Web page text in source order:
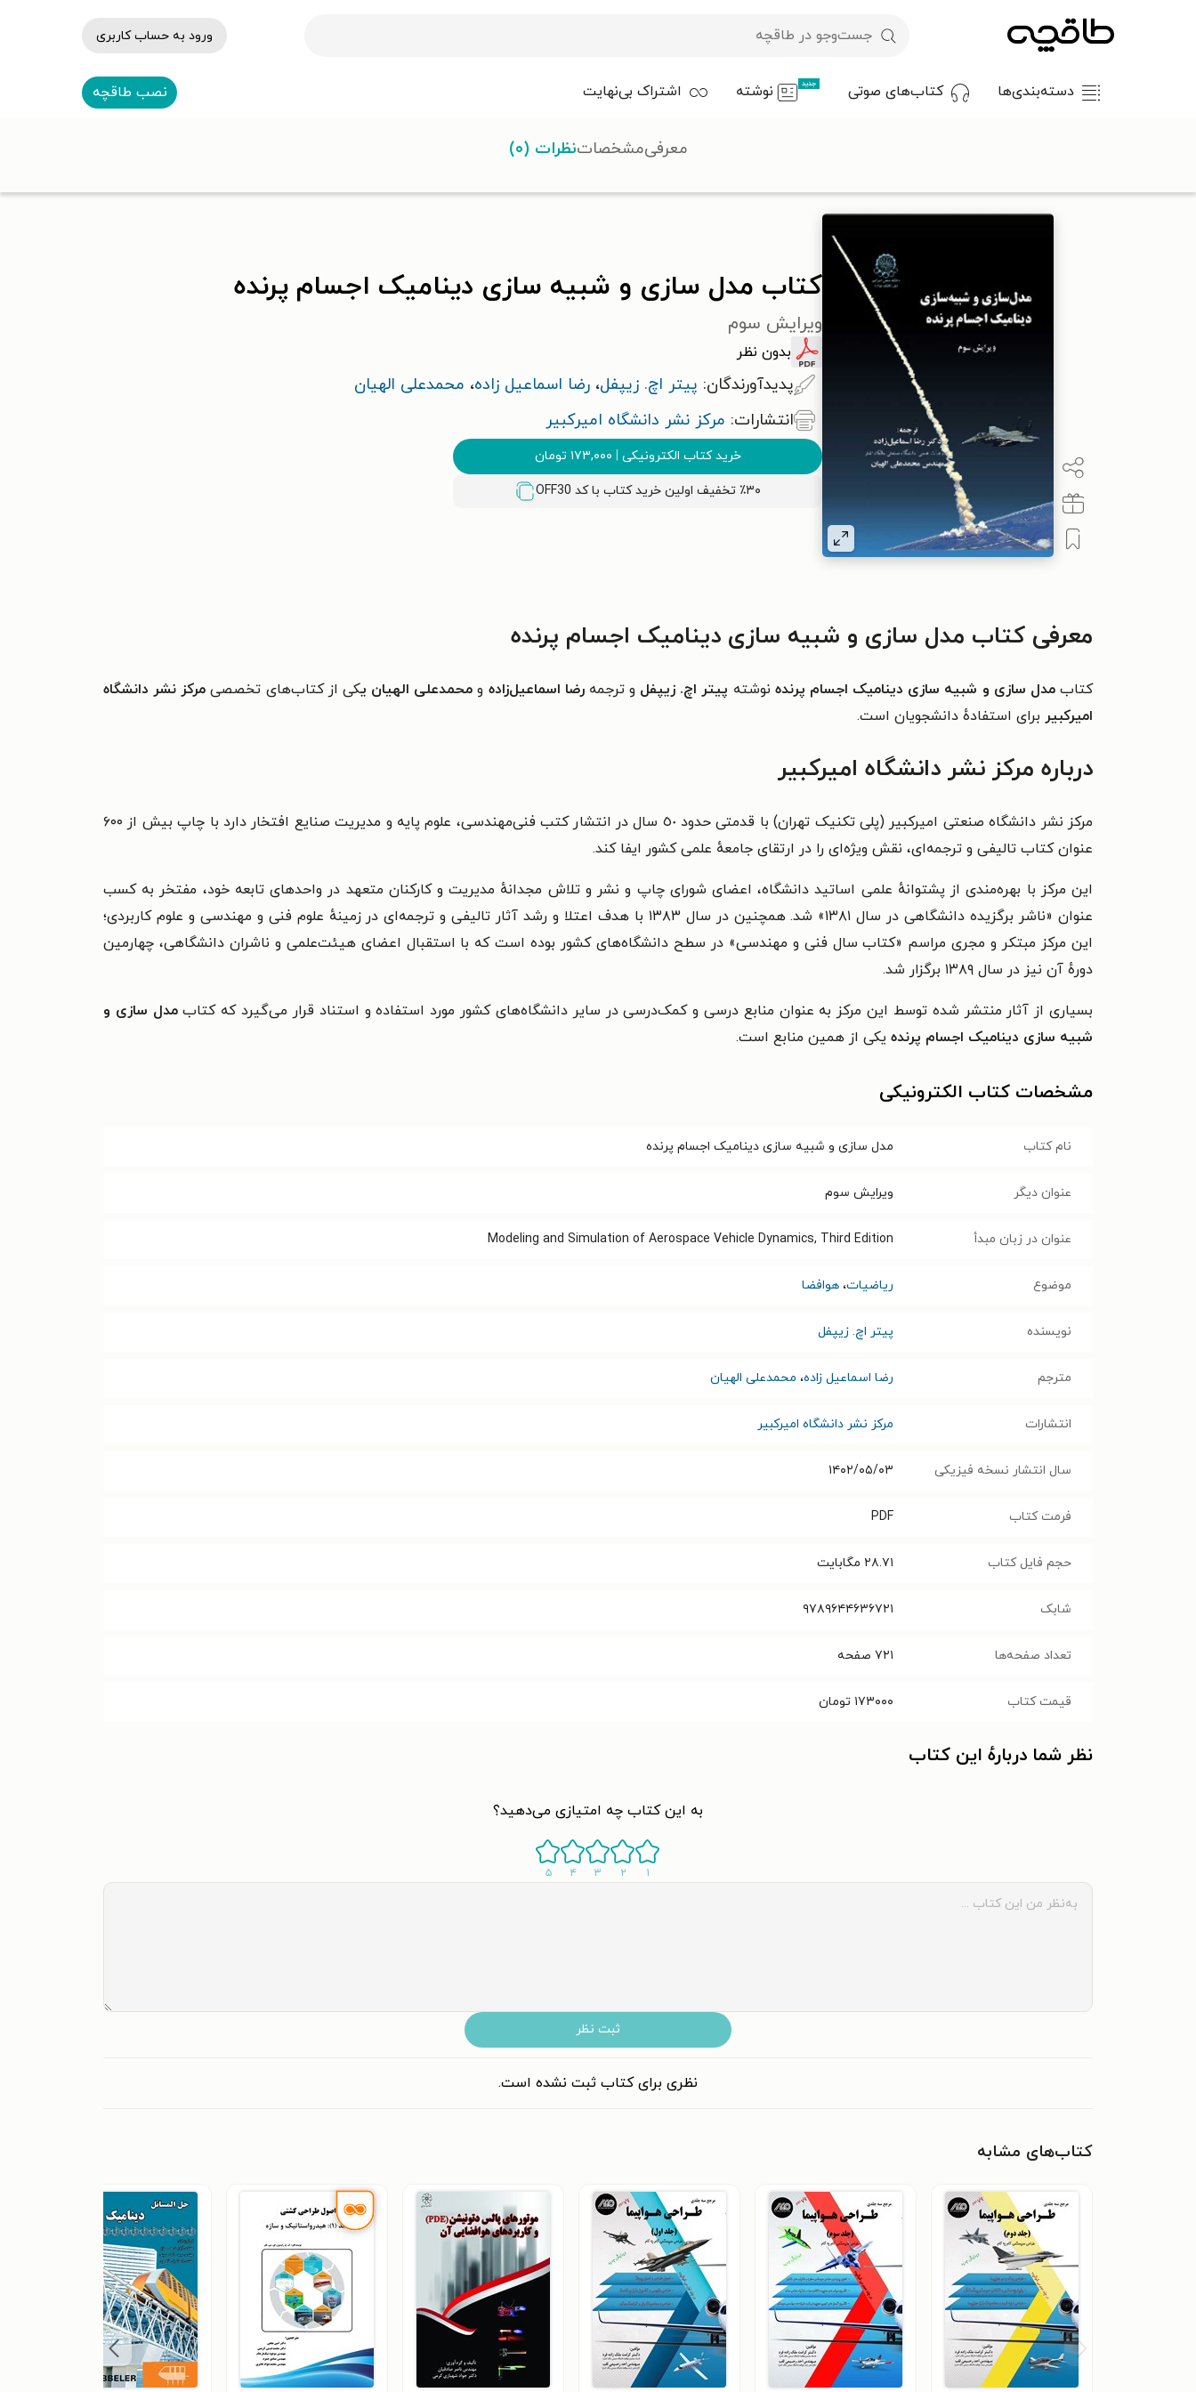
ورود به حساب کاربری
دسته‌بندی‌ها کتاب‌های صوتی جدید نوشته اشتراک بی‌نهایت نصب طاقچه
کتاب مدل سازی و شبیه سازی دینامیک اجسام پرنده
ویرایش سوم
بدون نظر
پدیدآورندگان: پیتر اچ. زیپفل، رضا اسماعیل زاده، محمدعلی الهیان
انتشارات: مرکز نشر دانشگاه امیرکبیر
خرید کتاب الکترونیکی | ۱۷۳,۰۰۰ تومان
٪۳۰ تخفیف اولین خرید کتاب با کد OFF30
معرفیمشخصاتنظرات (۰)
معرفی کتاب مدل سازی و شبیه سازی دینامیک اجسام پرنده
کتابمدل سازی و شبیه سازی دینامیک اجسام پرنده نوشته پیتر اچ. زیپفل و ترجمهرضا اسماعیل‌زاده و محمدعلی الهیان یکی از کتاب‌های تخصصی مرکز نشر دانشگاه
امیرکبیر برای استفادهٔ دانشجویان است.
درباره مرکز نشر دانشگاه امیرکبیر
مرکز نشر دانشگاه صنعتی امیرکبیر (پلی تکنیک تهران) با قدمتی حدود ٥٠ سال در انتشار کتب فنی‌مهندسی، علوم پایه و مدیریت صنایع افتخار دارد با چاپ بیش از ۶۰۰
عنوان کتاب تالیفی و ترجمه‌ای، نقش ویژه‌ای را در ارتقای جامعهٔ علمی کشور ایفا کند.
این مرکز با بهره‌مندی از پشتوانهٔ علمی اساتید دانشگاه، اعضای شورای چاپ و نشر و تلاش مجدانهٔ مدیریت و کارکنان متعهد در واحدهای تابعه خود، مفتخر به کسب
عنوان «ناشر برگزیده دانشگاهی در سال ۱۳۸۱» شد. همچنین در سال ۱۳۸۳ با هدف اعتلا و رشد آثار تالیفی و ترجمه‌ای در زمینهٔ علوم فنی و مهندسی و علوم کاربردی؛
این مرکز مبتکر و مجری مراسم «کتاب سال فنی و مهندسی» در سطح دانشگاه‌های کشور بوده است که با استقبال اعضای هیئت‌علمی و ناشران دانشگاهی، چهارمین
دورهٔ آن نیز در سال ۱۳۸۹ برگزار شد.
بسیاری از آثار منتشر شده توسط این مرکز به عنوان منابع درسی و کمک‌درسی در سایر دانشگاه‌های کشور مورد استفاده و استناد قرار می‌گیرد که کتابمدل سازی و
شبیه سازی دینامیک اجسام پرنده یکی از همین منابع است.
مشخصات کتاب الکترونیکی
نام کتاب مدل سازی و شبیه سازی دینامیک اجسام پرنده
عنوان دیگر ویرایش سوم
عنوان در زبان مبدأ Modeling and Simulation of Aerospace Vehicle Dynamics, Third Edition
موضوع ریاضیات، هوافضا
نویسنده پیتر اچ. زیپفل
مترجم رضا اسماعیل زاده، محمدعلی الهیان
انتشارات مرکز نشر دانشگاه امیرکبیر
سال انتشار نسخه فیزیکی ۱۴۰۲/۰۵/۰۳
فرمت کتاب PDF
حجم فایل کتاب ۲۸.۷۱ مگابایت
شابک ۹۷۸۹۶۴۴۶۳۶۷۲۱
تعداد صفحه‌ها ۷۲۱ صفحه
قیمت کتاب ۱۷۳۰۰۰ تومان
نظر شما دربارهٔ این کتاب
به این کتاب چه امتیازی می‌دهید؟
۱ ۲ ۳ ۴ ۵
ثبت نظر
نظری برای کتاب ثبت نشده است.
کتاب‌های مشابه